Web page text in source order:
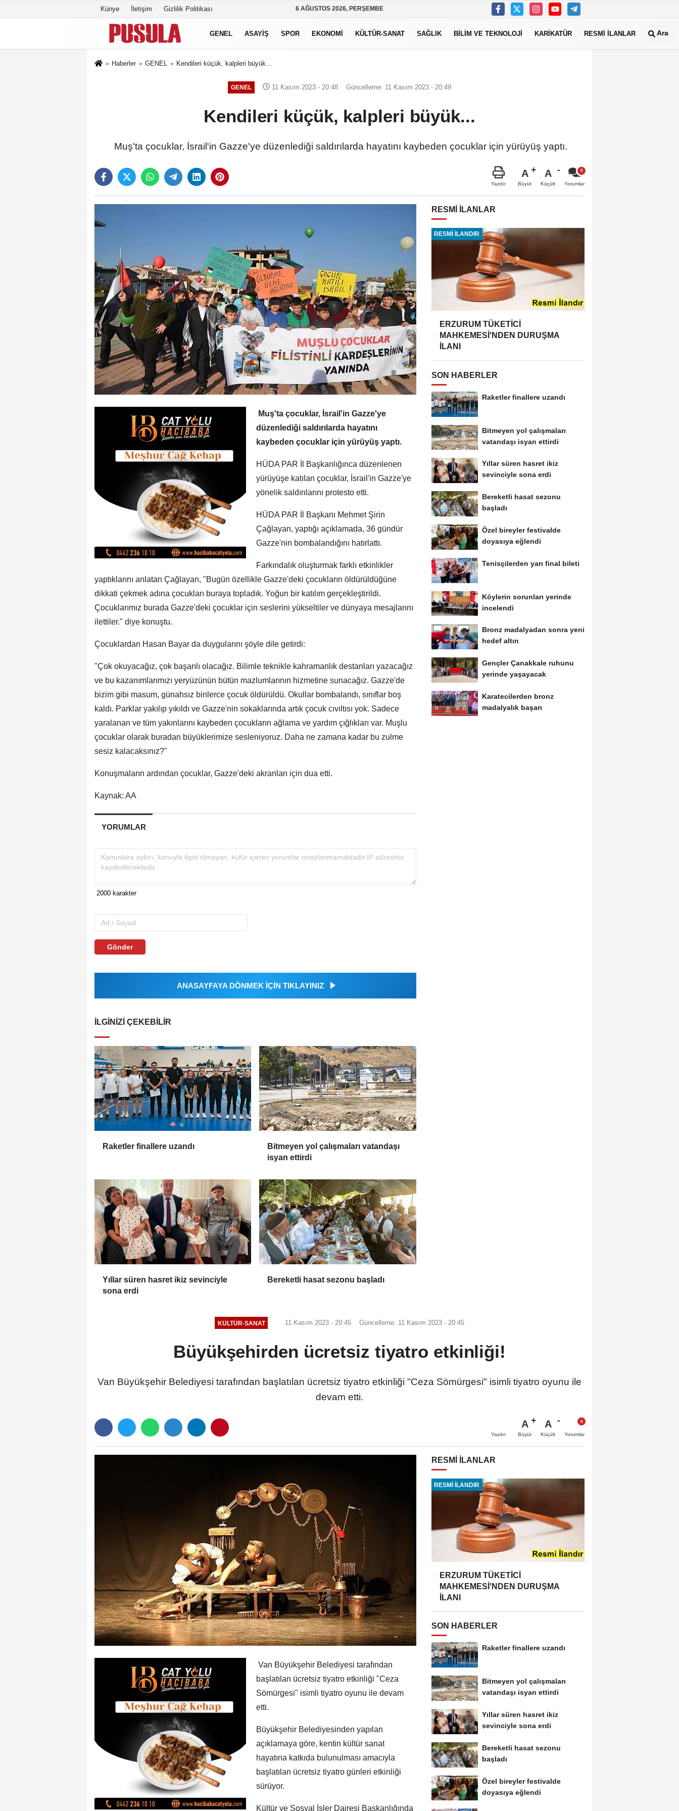
Künye İletişim Gizlilik Politikası 6 AĞUSTOS 2026, PERŞEMBE
GENEL ASAYİŞ SPOR EKONOMİ KÜLTÜR-SANAT SAĞLIK BİLİM VE TEKNOLOJİ KARİKATÜR RESMİ İLANLAR Ara
Haberler GENEL Kendileri küçük, kalpleri büyük...
GENEL 11 Kasım 2023 - 20:48 Güncelleme: 11 Kasım 2023 - 20:49
Kendileri küçük, kalpleri büyük...
Muş'ta çocuklar, İsrail'in Gazze'ye düzenlediği saldırılarda hayatını kaybeden çocuklar için yürüyüş yaptı.
Yazdır
A
Büyüt
A
Küçült Yorumlar
Muş'ta çocuklar, İsrail'in Gazze'ye
düzenlediği saldırılarda hayatını
kaybeden çocuklar için yürüyüş yaptı.
HÜDA PAR İl Başkanlığınca düzenlenen
yürüyüşe katılan çocuklar, İsrail'in Gazze'ye
yönelik saldırılarını protesto etti.
HÜDA PAR İl Başkanı Mehmet Şirin
Çağlayan, yaptığı açıklamada, 36 gündür
Gazze'nin bombalandığını hatırlattı.
Farkındalık oluşturmak farklı etkinlikler
yaptıklarını anlatan Çağlayan, "Bugün özellikle Gazze'deki çocukların öldürüldüğüne
dikkati çekmek adına çocukları buraya topladık. Yoğun bir katılım gerçekleştirildi.
Çocuklarımız burada Gazze'deki çocuklar için seslerini yükseltiler ve dünyaya mesajlarını
ilettiler." diye konuştu.
Çocuklardan Hasan Bayar da duygularını şöyle dile getirdi:
"Çok okuyacağız, çok başarılı olacağız. Bilimle teknikle kahramanlık destanları yazacağız
ve bu kazanımlarımızı yeryüzünün bütün mazlumlarının hizmetine sunacağız. Gazze'de
bizim gibi masum, günahsız binlerce çocuk öldürüldü. Okullar bombalandı, sınıflar boş
kaldı. Parklar yakılıp yıkıldı ve Gazze'nin sokaklarında artık çocuk cıvıltısı yok. Sadece
yaralanan ve tüm yakınlarını kaybeden çocukların ağlama ve yardım çığlıkları var. Muşlu
çocuklar olarak buradan büyüklerimize sesleniyoruz. Daha ne zamana kadar bu zulme
sesiz kalacaksınız?"
Konuşmaların ardından çocuklar, Gazze'deki akranları için dua etti.
Kaynak: AA
YORUMLAR
Gönder
ANASAYFAYA DÖNMEK İÇİN TIKLAYINIZ
İLGINIZI ÇEKEBILIR
Raketler finallere uzandı
Bitmeyen yol çalışmaları vatandaşı
isyan ettirdi
Yıllar süren hasret ikiz sevinciyle
sona erdi
Bereketli hasat sezonu başladı
RESMİ İLANLAR
RESMİ İLANDIR
ERZURUM TÜKETİCİ
MAHKEMESİ'NDEN DURUŞMA
İLANI
SON HABERLER
Raketler finallere uzandı
Bitmeyen yol çalışmaları
vatandaşı isyan ettirdi
Yıllar süren hasret ikiz
sevinciyle sona erdi
Bereketli hasat sezonu
başladı
Özel bireyler festivalde
doyasıya eğlendi
Tenisçilerden yarı final bileti
Köylerin sorunları yerinde
incelendi
Bronz madalyadan sonra yeni
hedef altın
Gençler Çanakkale ruhunu
yerinde yaşayacak
Karatecilerden bronz
madalyalık başarı
KÜLTÜR-SANAT 11 Kasım 2023 - 20:45 Güncelleme: 11 Kasım 2023 - 20:45
Büyükşehirden ücretsiz tiyatro etkinliği!
Van Büyükşehir Belediyesi tarafından başlatılan ücretsiz tiyatro etkinliği "Ceza Sömürgesi" isimli tiyatro oyunu ile
devam etti.
Yazdır
A
Büyüt
A
Küçült Yorumlar
Van Büyükşehir Belediyesi tarafından
başlatılan ücretsiz tiyatro etkinliği "Ceza
Sömürgesi" isimli tiyatro oyunu ile devam
etti.
Büyükşehir Belediyesinden yapılan
açıklamaya göre, kentin kültür sanat
hayatına katkıda bulunulması amacıyla
başlatılan ücretsiz tiyatro günleri etkinliği
sürüyor.
Kültür ve Sosyal İşler Dairesi Başkanlığında
RESMİ İLANLAR
RESMİ İLANDIR
ERZURUM TÜKETİCİ
MAHKEMESİ'NDEN DURUŞMA
İLANI
SON HABERLER
Raketler finallere uzandı
Bitmeyen yol çalışmaları
vatandaşı isyan ettirdi
Yıllar süren hasret ikiz
sevinciyle sona erdi
Bereketli hasat sezonu
başladı
Özel bireyler festivalde
doyasıya eğlendi